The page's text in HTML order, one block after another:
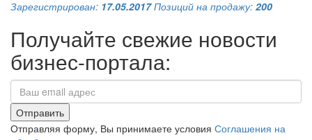
Зарегистрирован: 17.05.2017 Позиций на продажу: 200
Получайте свежие новости
бизнес-портала:
Отправить
Отправляя форму, Вы принимаете условия Соглашения на